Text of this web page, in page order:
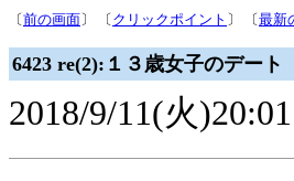
〔前の画面〕 〔 クリックポイント 〕 〔最新
6423 re(2):１３歳女子のデート
2018/9/11(火)20:01